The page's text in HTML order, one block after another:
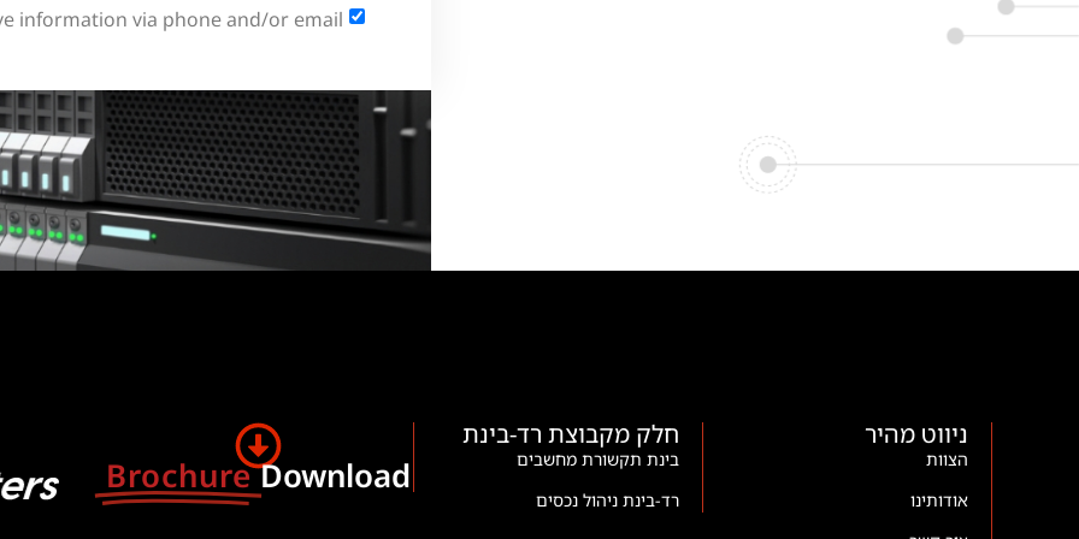
information via phone and/or email
ניווט מהיר
הצוות
אודותינו
חלק מקבוצת רד-בינת
בינת תקשורת מחשבים
רד-בינת ניהול נכסים
Download
Brochure